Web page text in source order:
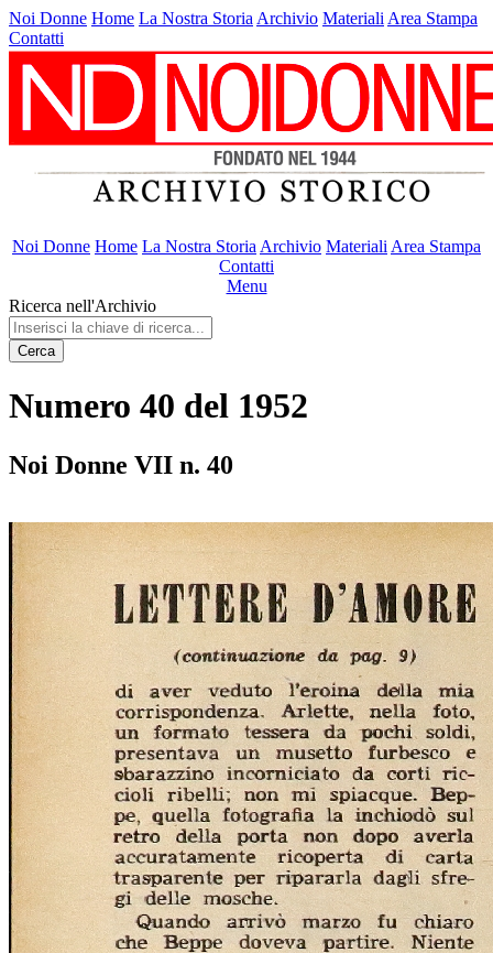
Noi Donne Home La Nostra Storia Archivio Materiali Area Stampa
Contatti
Noi Donne Home La Nostra Storia Archivio Materiali Area Stampa
Contatti
Menu
Ricerca nell'Archivio
Cerca
Numero 40 del 1952
Noi Donne VII n. 40